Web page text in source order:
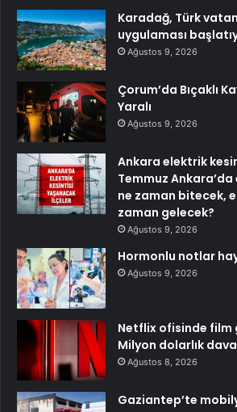
Karadağ, Türk
uygulaması
Ağustos 9, 2026
Çorum’da Bıçaklı
Yaralı
Ağustos 9, 2026
Ankara elektrik
Temmuz
ne zaman bitecek,
zaman gelecek?
Ağustos 9, 2026
Hormonlu notlar
Ağustos 9, 2026
Netflix ofisinde film
Milyon dolarlık dava
Ağustos 8, 2026
Gaziantep’te